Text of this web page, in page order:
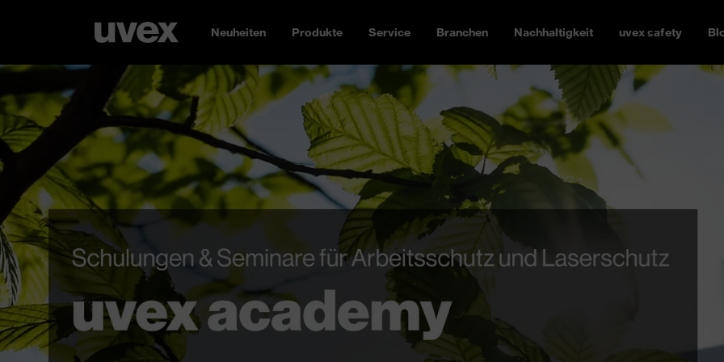
Neuheiten Produkte Service Branchen Nachhaltigkeit uvex safety